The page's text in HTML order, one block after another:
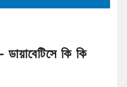
কি কি